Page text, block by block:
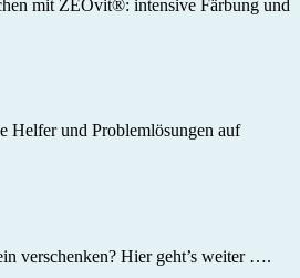
mit ZEOvit®: intensive Färbung und
Helfer und Problemlösungen auf
verschenken? Hier geht’s weiter ….